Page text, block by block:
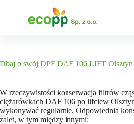
ź
t
r
e
ś
Dbaj o swój DPF DAF 106 LIFT Olsztyn
W rzeczywistości konserwacja filtrów
ciężarówkach DAF 106 po lifciew
wykonywać regularnie. Odpowiednia
zalet, w tym między innymi: